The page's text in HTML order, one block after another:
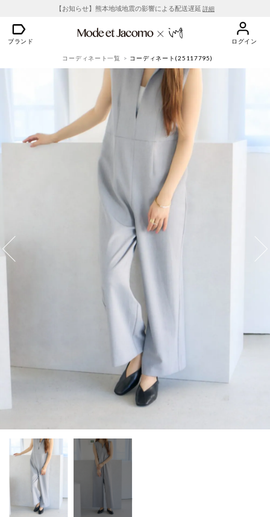
【お知らせ】熊本地域地震の影響による配送遅延 詳細
ブランド ログイン
コーディネート一覧 コーディネート(25117795)